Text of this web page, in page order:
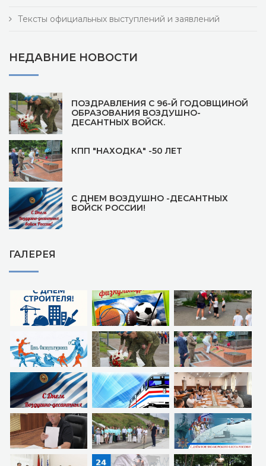
Тексты официальных выступлений и заявлений
НЕДАВНИЕ НОВОСТИ
ПОЗДРАВЛЕНИЯ С 96-Й ГОДОВЩИНОЙ
ОБРАЗОВАНИЯ ВОЗДУШНО-
ДЕСАНТНЫХ ВОЙСК.
КПП "НАХОДКА" -50 ЛЕТ
С ДНЕМ ВОЗДУШНО -ДЕСАНТНЫХ
ВОЙСК РОССИИ!
ГАЛЕРЕЯ